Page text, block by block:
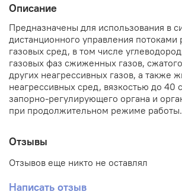
Описание
Предназначены для использования в
дистанционного управления потоками
газовых сред, в том числе
газовых фаз сжиженных газов,
других неагрессивных газов, а также
неагрессивных сред, вязкостью до 40
запорно-регулирующего органа и
при продолжительном режиме работы.
Отзывы
Отзывов еще никто не оставлял
Написать отзыв